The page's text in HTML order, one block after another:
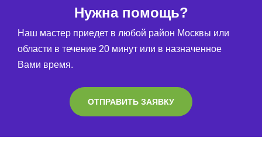
Нужна помощь?
Наш мастер приедет в любой район Москвы или
области в течение 20 минут или в назначенное
Вами время.
ОТПРАВИТЬ ЗАЯВКУ